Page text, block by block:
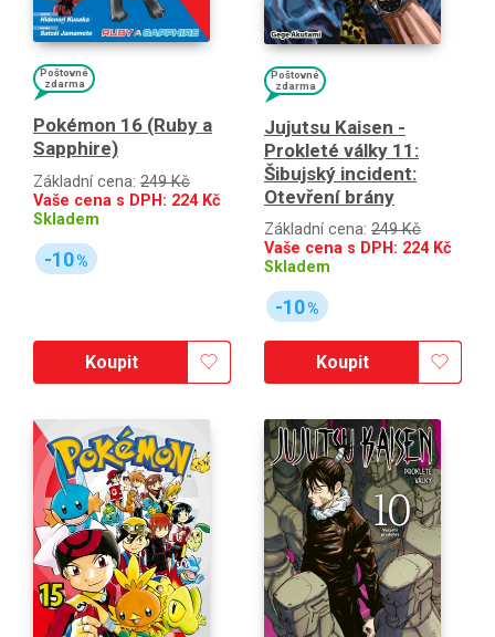
Poštovné
zdarma
Pokémon 16 (Ruby a
Sapphire)
Základní cena: 249 Kč
Vaše cena s DPH: 224Kč
Skladem
-10%
Koupit
Poštovné
zdarma
Jujutsu Kaisen -
Prokleté války 11:
Šibujský incident:
Otevření brány
Základní cena: 249 Kč
Vaše cena s DPH: 224Kč
Skladem
-10%
Koupit